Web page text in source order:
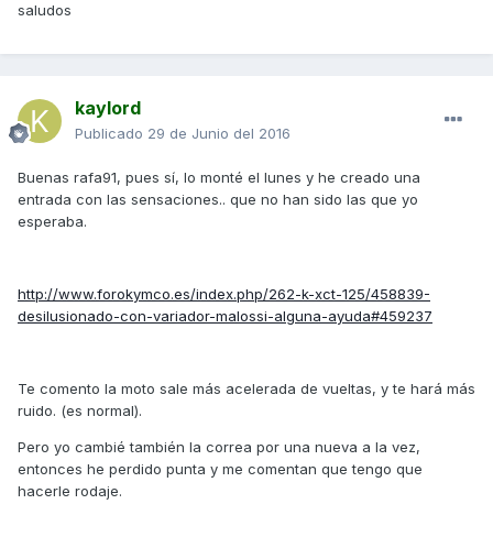
saludos
kaylord
Publicado 29 de Junio del 2016
Buenas rafa91, pues sí, lo monté el lunes y he creado una
entrada con las sensaciones.. que no han sido las que yo
esperaba.
http://www.forokymco.es/index.php/262-k-xct-125/458839-
desilusionado-con-variador-malossi-alguna-ayuda#459237
Te comento la moto sale más acelerada de vueltas, y te hará más
ruido. (es normal).
Pero yo cambié también la correa por una nueva a la vez,
entonces he perdido punta y me comentan que tengo que
hacerle rodaje.